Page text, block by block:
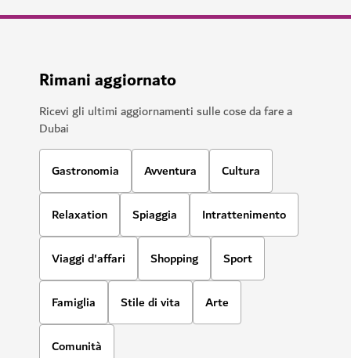
Rimani aggiornato
Ricevi gli ultimi aggiornamenti sulle cose da fare a
Dubai
Gastronomia Avventura Cultura
Relaxation Spiaggia Intrattenimento
Viaggi d'affari Shopping Sport
Famiglia Stile di vita Arte
Comunità